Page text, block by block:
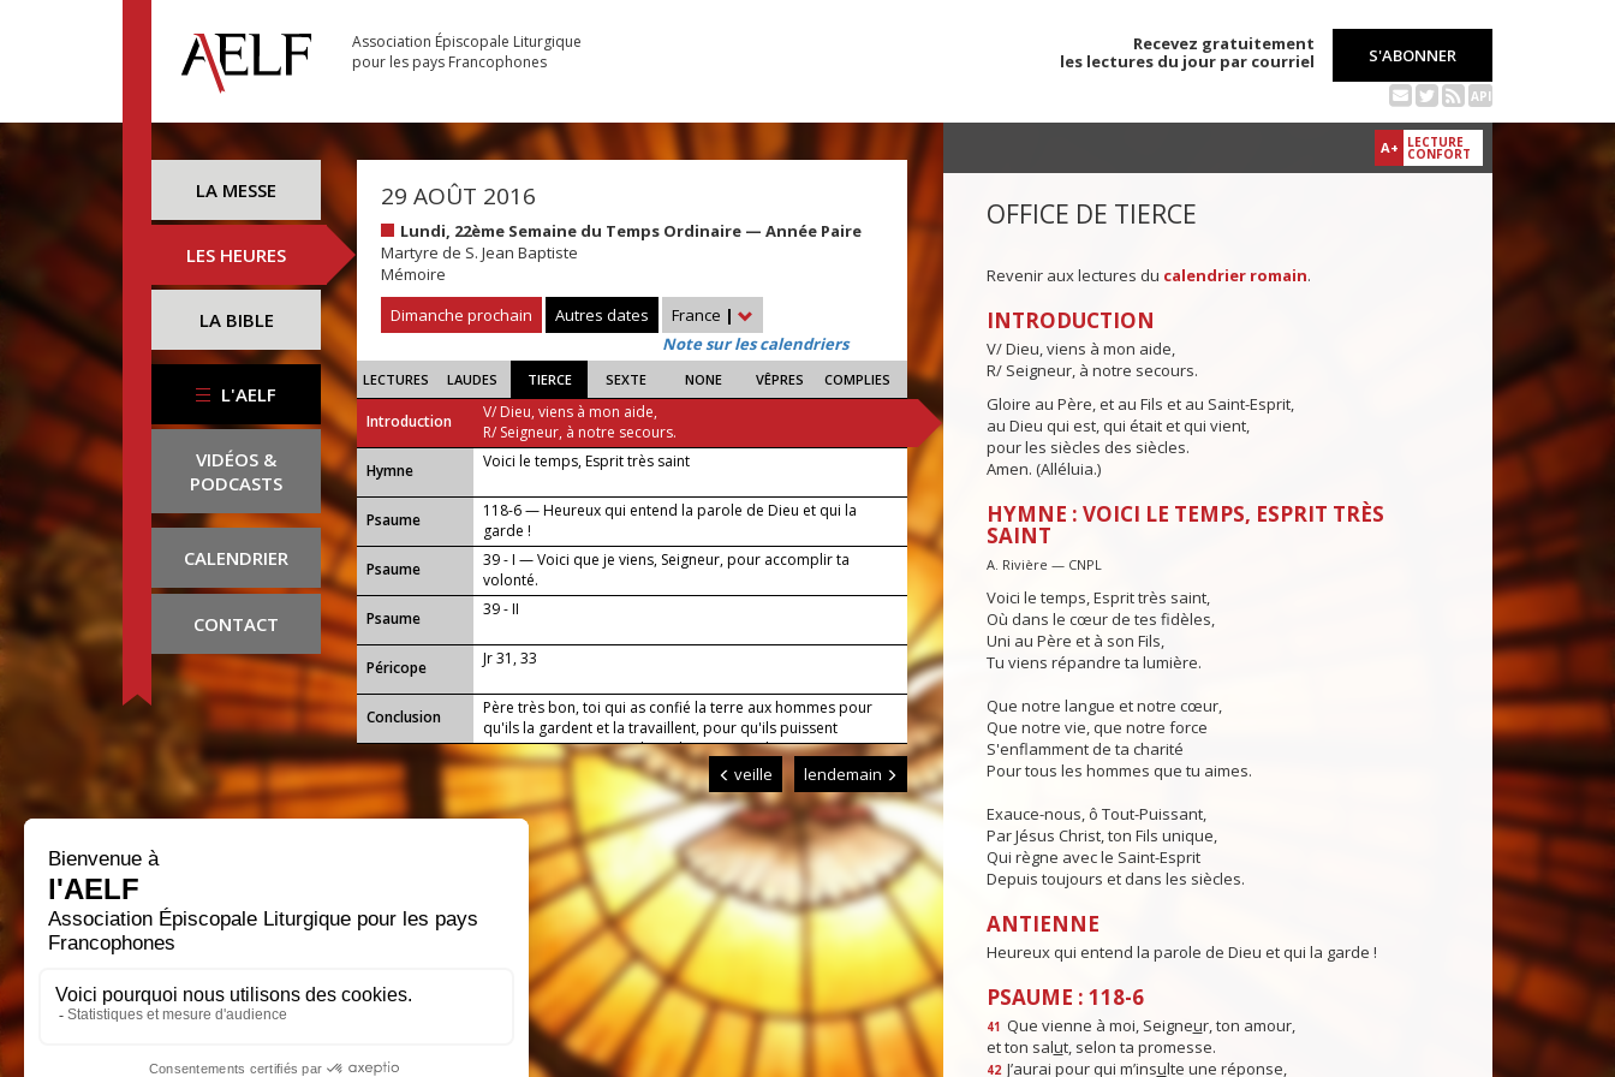
Association Épiscopale Liturgique
pour les pays Francophones
Recevez gratuitement
les lectures du jour par courriel
S'ABONNER
API
LA MESSE
LES HEURES
LA BIBLE
L'AELF
VIDÉOS &
PODCASTS
CALENDRIER
CONTACT
29 AOÛT 2016
Lundi, 22ème Semaine du Temps Ordinaire — Année Paire
Martyre de S. Jean Baptiste
Mémoire
Dimanche prochain
Autres dates France |
Note sur les calendriers
LECTURES LAUDES TIERCE SEXTE NONE VÊPRES COMPLIES
Introduction
V/ Dieu, viens à mon aide,
R/ Seigneur, à notre secours.
...
Hymne Voici le temps, Esprit très saint
Psaume
118-6 — Heureux qui entend la parole de Dieu et qui la
garde !
Psaume
39 - I — Voici que je viens, Seigneur, pour accomplir ta
volonté.
Psaume
39 - II
Péricope Jr 31, 33
Conclusion
Père très bon, toi qui as confié la terre aux hommes pour
qu'ils la gardent et la travaillent, pour qu'ils puissent
progresser en s'entraidant, donne-nous de mener nos
travaux avec un esprit filial envers toi et un esprit fraternel
envers tous. Par Jésus, le Christ, notre Seigneur. Amen.
veille lendemain
A+ LECTURE
CONFORT
OFFICE DE TIERCE
Revenir aux lectures du calendrier romain.
INTRODUCTION
V/ Dieu, viens à mon aide,
R/ Seigneur, à notre secours.
Gloire au Père, et au Fils et au Saint-Esprit,
au Dieu qui est, qui était et qui vient,
pour les siècles des siècles.
Amen. (Alléluia.)
HYMNE : VOICI LE TEMPS, ESPRIT TRÈS
SAINT
A. Rivière — CNPL
Voici le temps, Esprit très saint,
Où dans le cœur de tes fidèles,
Uni au Père et à son Fils,
Tu viens répandre ta lumière.
Que notre langue et notre cœur,
Que notre vie, que notre force
S'enflamment de ta charité
Pour tous les hommes que tu aimes.
Exauce-nous, ô Tout-Puissant,
Par Jésus Christ, ton Fils unique,
Qui règne avec le Saint-Esprit
Depuis toujours et dans les siècles.
ANTIENNE
Heureux qui entend la parole de Dieu et qui la garde !
PSAUME : 118-6
41 Que vienne à moi, Seigneur, ton amour,
et ton salut, selon ta promesse.
42 J’aurai pour qui m’insulte une réponse,